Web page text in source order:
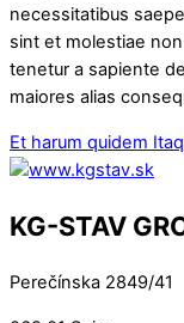
necessitatibus
sint et molestiae
tenetur a sapiente
maiores alias
Et harum quidem
KG-STAV
Perečínska 2849/41